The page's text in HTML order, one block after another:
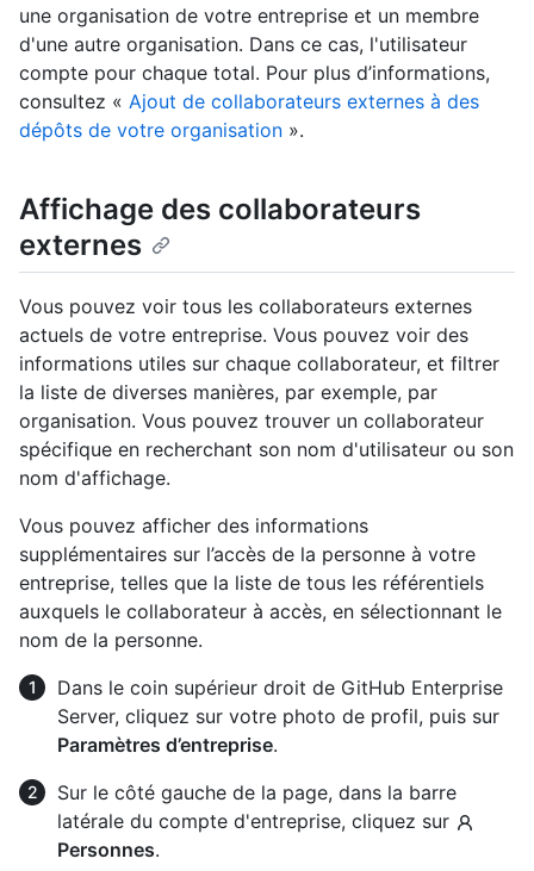
une organisation de votre entreprise et un membre
d'une autre organisation. Dans ce cas, l'utilisateur
compte pour chaque total. Pour plus d’informations,
consultez « Ajout de collaborateurs externes à des
dépôts de votre organisation ».
Affichage des collaborateurs
externes
Vous pouvez voir tous les collaborateurs externes
actuels de votre entreprise. Vous pouvez voir des
informations utiles sur chaque collaborateur, et filtrer
la liste de diverses manières, par exemple, par
organisation. Vous pouvez trouver un collaborateur
spécifique en recherchant son nom d'utilisateur ou son
nom d'affichage.
Vous pouvez afficher des informations
supplémentaires sur l’accès de la personne à votre
entreprise, telles que la liste de tous les référentiels
auxquels le collaborateur à accès, en sélectionnant le
nom de la personne.
Dans le coin supérieur droit de GitHub Enterprise
Server, cliquez sur votre photo de profil, puis sur
Paramètres d’entreprise.
Sur le côté gauche de la page, dans la barre
latérale du compte d'entreprise, cliquez sur
Personnes.